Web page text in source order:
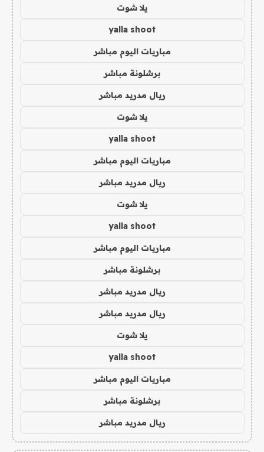
يلا شوت
yalla shoot
مباريات اليوم مباشر
برشلونة مباشر
ريال مدريد مباشر
يلا شوت
yalla shoot
مباريات اليوم مباشر
ريال مدريد مباشر
يلا شوت
yalla shoot
مباريات اليوم مباشر
برشلونة مباشر
ريال مدريد مباشر
ريال مدريد مباشر
يلا شوت
yalla shoot
مباريات اليوم مباشر
برشلونة مباشر
ريال مدريد مباشر